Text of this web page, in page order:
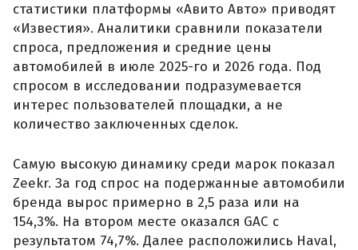
статистики платформы «Авито Авто» приводят
«Известия». Аналитики сравнили показатели
спроса, предложения и средние цены
автомобилей в июле 2025-го и 2026 года. Под
спросом в исследовании подразумевается
интерес пользователей площадки, а не
количество заключенных сделок.
Самую высокую динамику среди марок показал
Zeekr. За год спрос на подержанные автомобили
бренда вырос примерно в 2,5 раза или на
154,3%. На втором месте оказался GAC с
результатом 74,7%. Далее расположились Haval,